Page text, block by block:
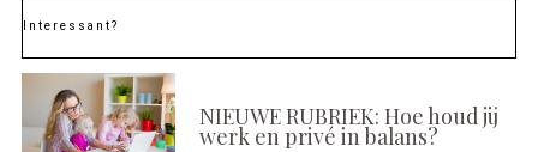
Interessant?
NIEUWE RUBRIEK: Hoe houd jij
werk en privé in balans?